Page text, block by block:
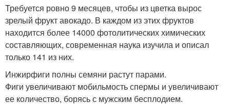
Требуется ровно 9 месяцев, чтобы из цветка вырос
зрелый фрукт авокадо. В каждом из этих фруктов
находится более 14000 фотолитических химических
составляющих, современная наука изучила и описал
только 141 из них.
Инжирфиги полны семяни растут парами.
Фиги увеличивают мобильмость спермы и увеличивают
ее количество, борясь с мужским бесплодием.